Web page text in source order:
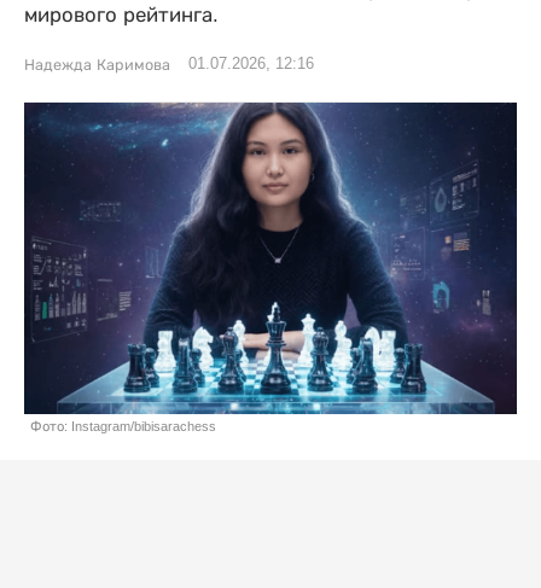
мирового рейтинга.
Надежда Каримова 01.07.2026, 12:16
Фото: Instagram/bibisarachess